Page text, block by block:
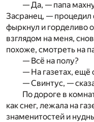
— Да, — папа
Засранец, — процедил
фыркнул и горделиво
взглядом на меня,
похоже, смотреть на
— Всё на полу?
— На газетах, ещё
— Свинтус, —
По дороге в
как снег, лежала на
знаменитостей и